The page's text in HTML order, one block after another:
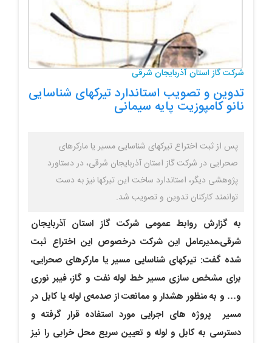
شرکت گاز استان آذربایجان شرقی
تدوین و تصویب استاندارد تیرکهای شناسایی
نانو کامپوزیت پایه سیمانی
پس از ثبت اختراع تیرکهای شناسایی مسیر یا مارکرهای
صحرایی در شرکت گاز استان آذربایجان شرقی، در دستاورد
پژوهشی دیگر، استاندارد ساخت این تیرکها نیز به دست
توانمند کارکنان تدوین و تصویب شد.
به گزارش روابط عمومی شرکت گاز استان آذربایجان
شرقی،مدیرعامل این شرکت درخصوص این اختراع ثبت
شده گفت: تیرکهای شناسایی مسیر یا مارکرهای صحرایی،
برای مشخص سازی مسیر خط لوله نفت و گاز، فیبر نوری
و… و به منظور هشدار و ممانعت از صدمه‌ی لوله یا کابل در
مسیر
پروژه های اجرایی مورد استفاده قرار گرفته و
دسترسی به کابل و لوله و تعیین سریع محل خرابی را نیز